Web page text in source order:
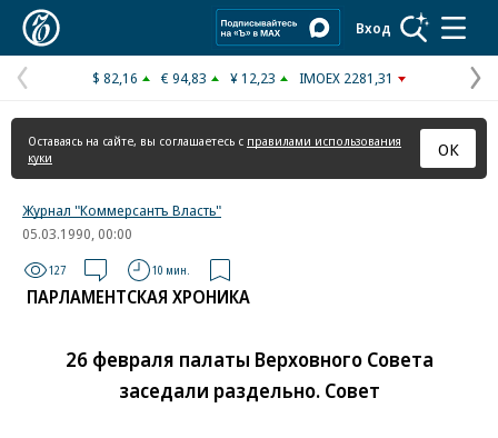
Вход
Предыдущая
страница
$ 82,16 € 94,83 ¥ 12,23 IMOEX 2281,31
Оставаясь на сайте, вы соглашаетесь с правилами использования
куки
ОК
Журнал "Коммерсантъ Власть"
05.03.1990, 00:00
127 10 мин.
ПАРЛАМЕНТСКАЯ ХРОНИКА
26 февраля палаты Верховного Совета
заседали раздельно. Совет